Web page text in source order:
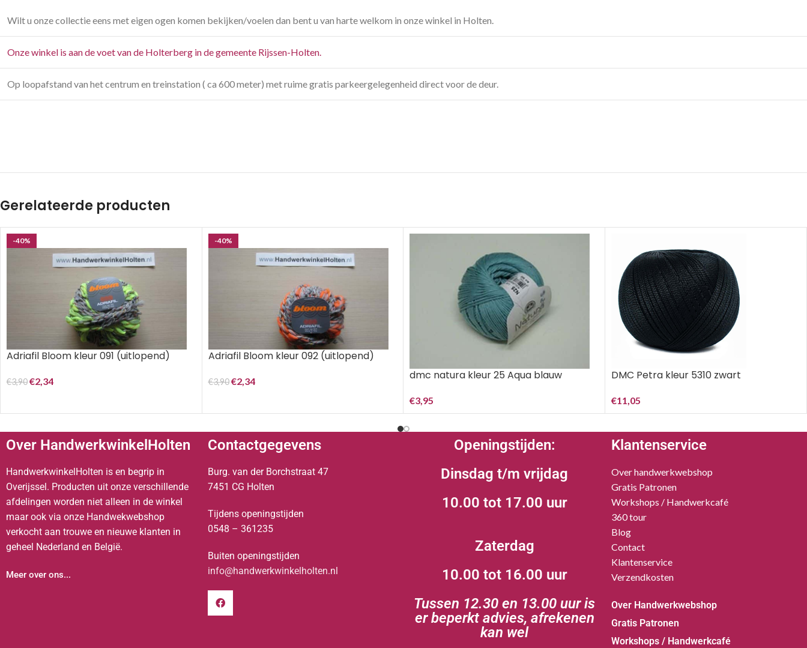
Wilt u onze collectie eens met eigen ogen komen bekijken/voelen dan bent u van harte welkom in onze winkel in Holten.
Onze winkel is aan de voet van de Holterberg in de gemeente Rijssen-Holten.
Op loopafstand van het centrum en treinstation ( ca 600 meter) met ruime gratis parkeergelegenheid direct voor de deur.
Gerelateerde producten
-40%
Adriafil Bloom kleur 091 (uitlopend)
€3,90€2,34
-40%
Adriafil Bloom kleur 092 (uitlopend)
€3,90 €2,34 dmc natura kleur 25 Aqua blauw
€3,95
DMC Petra kleur 5310 zwart
€11,05
Over HandwerkwinkelHolten
HandwerkwinkelHolten is en begrip in
Overijssel. Producten uit onze verschillende
afdelingen worden niet alleen in de winkel
maar ook via onze Handwekwebshop
verkocht aan trouwe en nieuwe klanten in
geheel Nederland en België.
Meer over ons...
Contactgegevens
Burg. van der Borchstraat 47
7451 CG Holten
Tijdens openingstijden
0548 – 361235
Buiten openingstijden
info@handwerkwinkelholten.nl
Openingstijden:
Dinsdag t/m vrijdag
10.00 tot 17.00 uur
Zaterdag
10.00 tot 16.00 uur
Tussen 12.30 en 13.00 uur is
er beperkt advies, afrekenen
kan wel
Klantenservice
Over handwerkwebshop
Gratis Patronen
Workshops / Handwerkcafé
360 tour
Blog
Contact
Klantenservice
Verzendkosten
Over Handwerkwebshop
Gratis Patronen
Workshops / Handwerkcafé